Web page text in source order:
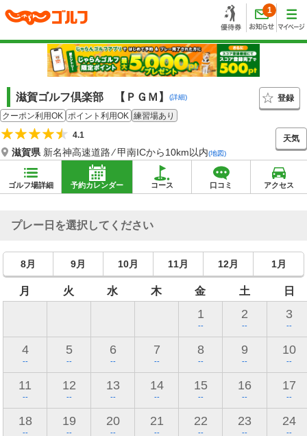
1
滋賀ゴルフ倶楽部 【ＰＧＭ】 (詳細)
登録
クーポン利用OK ポイント利用OK 練習場あり
4.1
滋賀県 新名神高速道路 ⁄ 甲南ICから10km以内(地図)
天気
ゴルフ場詳細 予約カレンダー コース 口コミ アクセス
プレー日を選択してください
8月 9月 10月 11月 12月 1月
月 火 水 木 金 土 日
1
--
2
--
3
--
4
--
5
--
6
--
7
--
8
--
9
--
10
--
11
--
12
--
13
--
14
--
15
--
16
--
17
--
18
--
19
--
20
--
21
--
22
--
23
--
24
--